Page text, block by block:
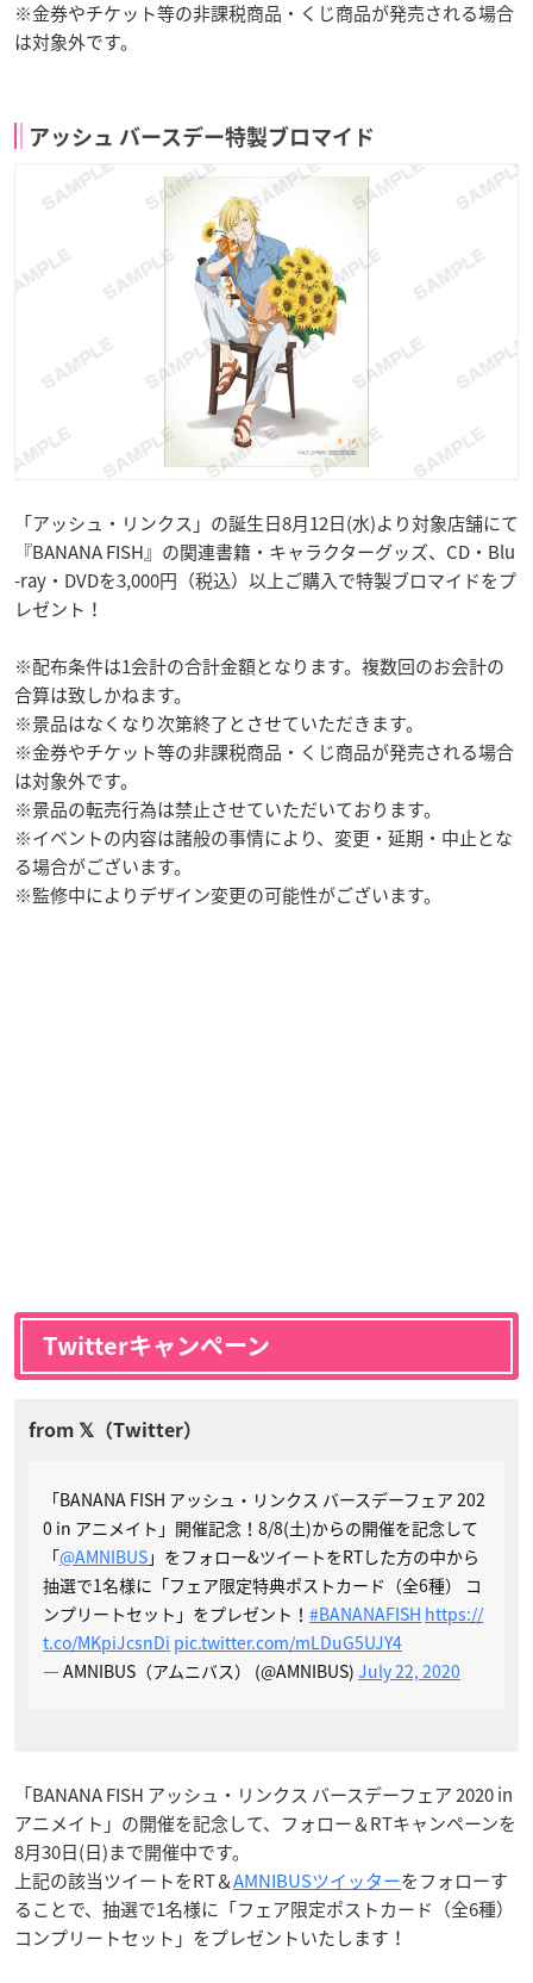
※金券やチケット等の非課税商品・くじ商品が発売される場合
は対象外です。
アッシュ バースデー特製ブロマイド
「アッシュ・リンクス」の誕生日8月12日(水)より対象店舗にて
『BANANA FISH』の関連書籍・キャラクターグッズ、CD・Blu
-ray・DVDを3,000円（税込）以上ご購入で特製ブロマイドをプ
レゼント！
※配布条件は1会計の合計金額となります。複数回のお会計の
合算は致しかねます。
※景品はなくなり次第終了とさせていただきます。
※金券やチケット等の非課税商品・くじ商品が発売される場合
は対象外です。
※景品の転売行為は禁止させていただいております。
※イベントの内容は諸般の事情により、変更・延期・中止とな
る場合がございます。
※監修中によりデザイン変更の可能性がございます。
Twitterキャンペーン
「BANANA FISH アッシュ・リンクス バースデーフェア 202
0 in アニメイト」開催記念！8/8(土)からの開催を記念して
「@AMNIBUS」をフォロー&ツイートをRTした方の中から
抽選で1名様に「フェア限定特典ポストカード（全6種） コ
ンプリートセット」をプレゼント！ #BANANAFISH https://
t.co/MKpiJcsnDi pic.twitter.com/mLDuG5UJY4
— AMNIBUS（アムニバス） (@AMNIBUS) July 22, 2020
「BANANA FISH アッシュ・リンクス バースデーフェア 2020 in
アニメイト」の開催を記念して、フォロー＆RTキャンペーンを
8月30日(日)まで開催中です。
上記の該当ツイートをRT＆AMNIBUSツイッターをフォローす
ることで、抽選で1名様に「フェア限定ポストカード（全6種）
コンプリートセット」をプレゼントいたします！